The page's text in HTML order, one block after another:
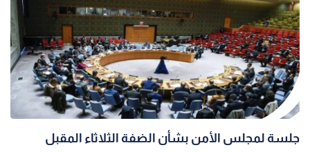
جلسة لمجلس الأمن بشأن الضفة الثلاثاء المقبل